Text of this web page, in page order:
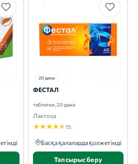
20 дана
ФЕСТАЛ
таблетки, 20 дана
Лактоза
★★★★★15
Басқа қалаларда қолжетімді
Тапсырыс беру